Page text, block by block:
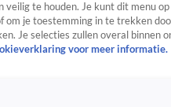
te houden. Je kunt dit menu
om je toestemming in te trekken
Je selecties zullen overal binnen
voor meer informatie.